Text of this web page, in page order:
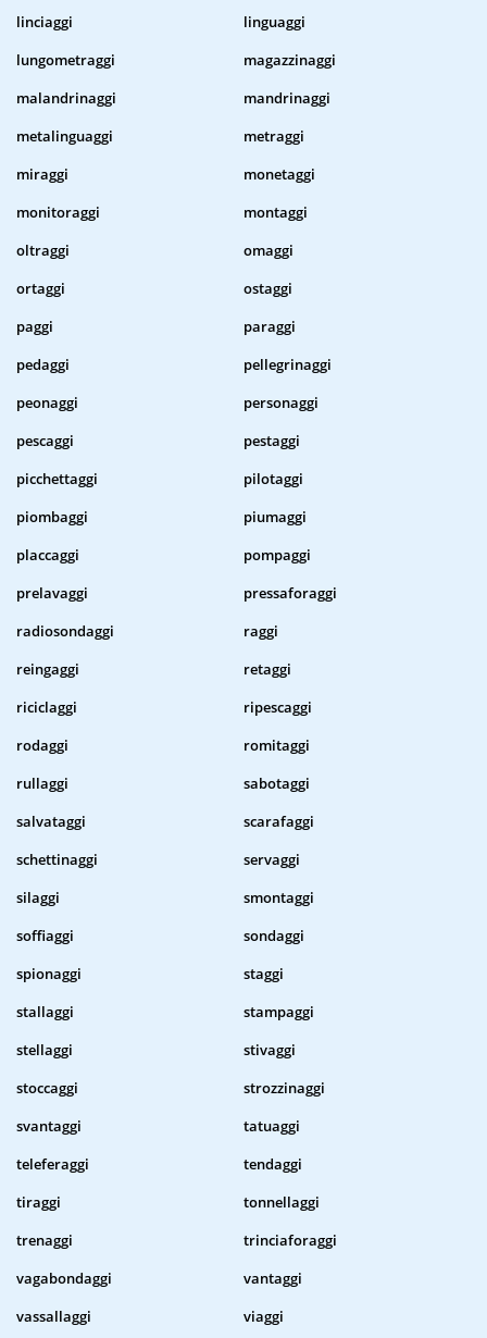
linciaggi
linguaggi
lungometraggi
magazzinaggi
malandrinaggi
mandrinaggi
metalinguaggi
metraggi
miraggi
monetaggi
monitoraggi
montaggi
oltraggi
omaggi
ortaggi
ostaggi
paggi
paraggi
pedaggi
pellegrinaggi
peonaggi
personaggi
pescaggi
pestaggi
picchettaggi
pilotaggi
piombaggi
piumaggi
placcaggi
pompaggi
prelavaggi
pressaforaggi
radiosondaggi
raggi
reingaggi
retaggi
riciclaggi
ripescaggi
rodaggi
romitaggi
rullaggi
sabotaggi
salvataggi
scarafaggi
schettinaggi
servaggi
silaggi
smontaggi
soffiaggi
sondaggi
spionaggi
staggi
stallaggi
stampaggi
stellaggi
stivaggi
stoccaggi
strozzinaggi
svantaggi
tatuaggi
teleferaggi
tendaggi
tiraggi
tonnellaggi
trenaggi
trinciaforaggi
vagabondaggi
vantaggi
vassallaggi
viaggi